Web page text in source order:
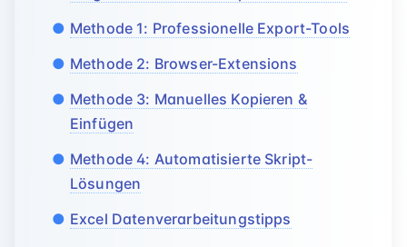
Methode 1: Professionelle Export-Tools
Methode 2: Browser-Extensions
Methode 3: Manuelles Kopieren &
Einfügen
Methode 4: Automatisierte Skript-
Lösungen
Excel Datenverarbeitungstipps